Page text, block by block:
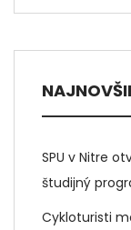
SPU v Nitre
študijný
Cykloturisti